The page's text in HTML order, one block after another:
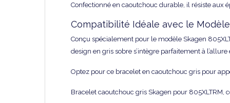
Confectionné en caoutchouc durable, il résiste aux
Compatibilité Idéale avec le Modèle
Conçu spécialement pour le modèle Skagen
design en gris sobre s’intègre parfaitement à
Optez pour ce bracelet en caoutchouc gris pour
Bracelet caoutchouc gris Skagen pour 805XLTRM,